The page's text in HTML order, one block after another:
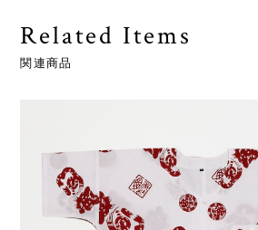
Related Items
関連商品